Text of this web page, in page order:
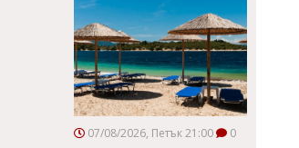
07/08/2026, Петък 21:00 0